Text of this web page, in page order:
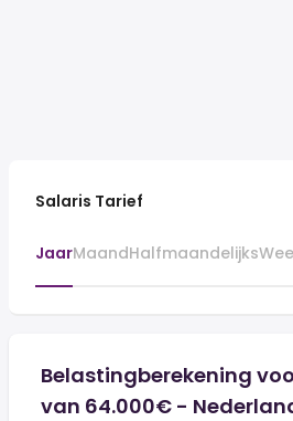
Salaris Tarief
JaarMaandHalfmaandelijks
Belastingberekening
van 64.000€ -